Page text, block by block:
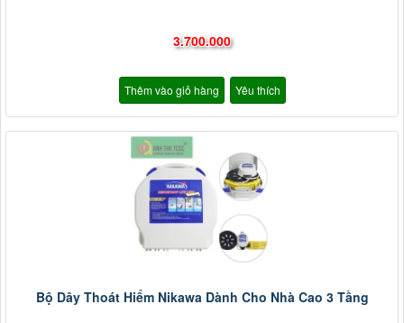
3.700.000
Thêm vào giỏ hàng Yêu thích
Bộ Dây Thoát Hiểm Nikawa Dành Cho Nhà Cao 3 Tầng